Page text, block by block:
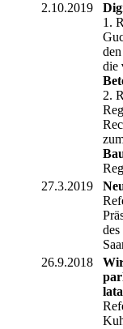
2.10.2019
1.
die
2.
27.3.2019
des
26.9.2018